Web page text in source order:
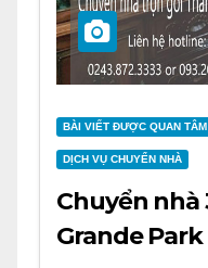
BÀI VIẾT ĐƯỢC QUAN TÂM
DỊCH VỤ CHUYỂN NHÀ
Chuyển nhà
Grande